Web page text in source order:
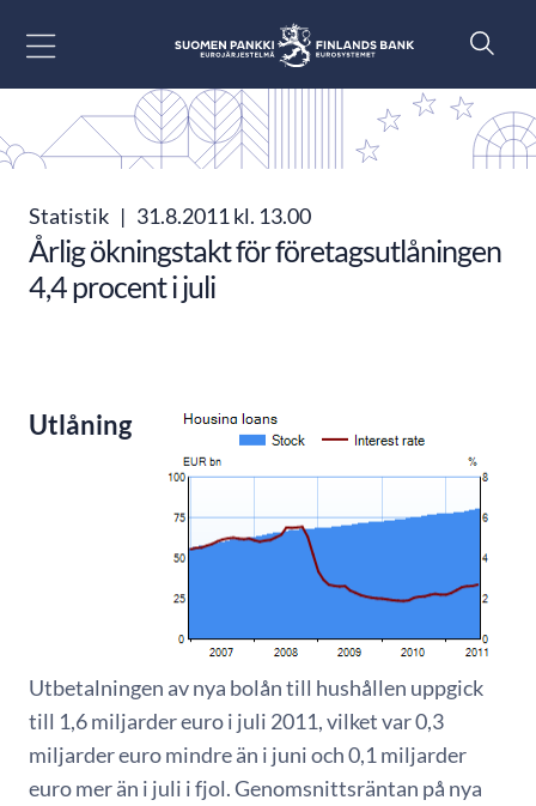
Statistik | 31.8.2011 kl. 13.00
Årlig ökningstakt för företagsutlåningen
4,4 procent i juli
Utlåning
Utbetalningen av nya bolån till hushållen uppgick
till 1,6 miljarder euro i juli 2011, vilket var 0,3
miljarder euro mindre än i juni och 0,1 miljarder
euro mer än i juli i fjol. Genomsnittsräntan på nya